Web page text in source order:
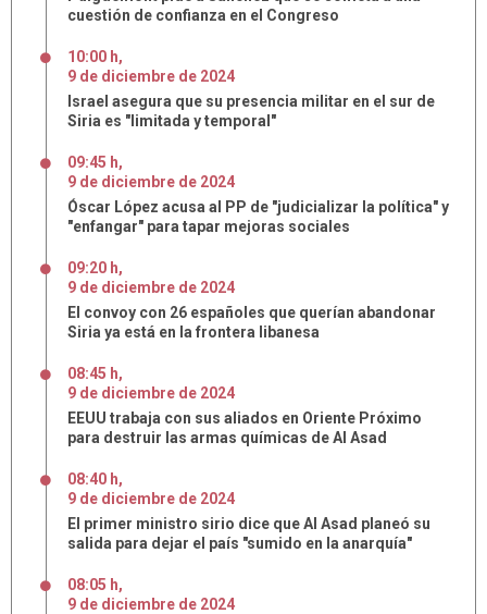
cuestión de confianza en el Congreso
10:00 h,
9 de diciembre de 2024
Israel asegura que su presencia militar en el sur de
Siria es "limitada y temporal"
09:45 h,
9 de diciembre de 2024
Óscar López acusa al PP de "judicializar la política" y
"enfangar" para tapar mejoras sociales
09:20 h,
9 de diciembre de 2024
El convoy con 26 españoles que querían abandonar
Siria ya está en la frontera libanesa
08:45 h,
9 de diciembre de 2024
EEUU trabaja con sus aliados en Oriente Próximo
para destruir las armas químicas de Al Asad
08:40 h,
9 de diciembre de 2024
El primer ministro sirio dice que Al Asad planeó su
salida para dejar el país "sumido en la anarquía"
08:05 h,
9 de diciembre de 2024